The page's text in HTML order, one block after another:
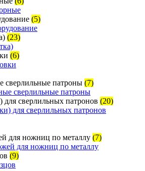
(5)
(23)
(6)
сверлильные патроны (7)
сверлильных патронов (20)
для ножниц по металлу (7)
(9)